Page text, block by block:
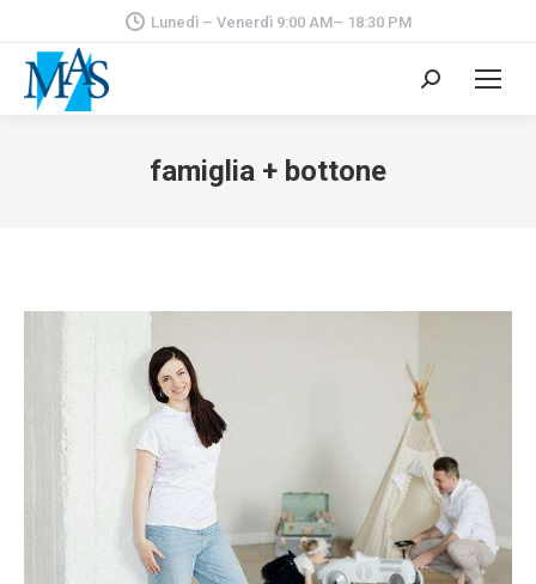
Lunedì – Venerdì 9:00 AM– 18:30 PM
Cerca:
famiglia + bottone